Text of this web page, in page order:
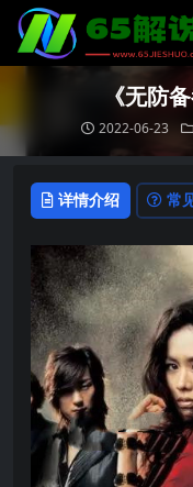
《无防
2022-06-23
详情介绍 常